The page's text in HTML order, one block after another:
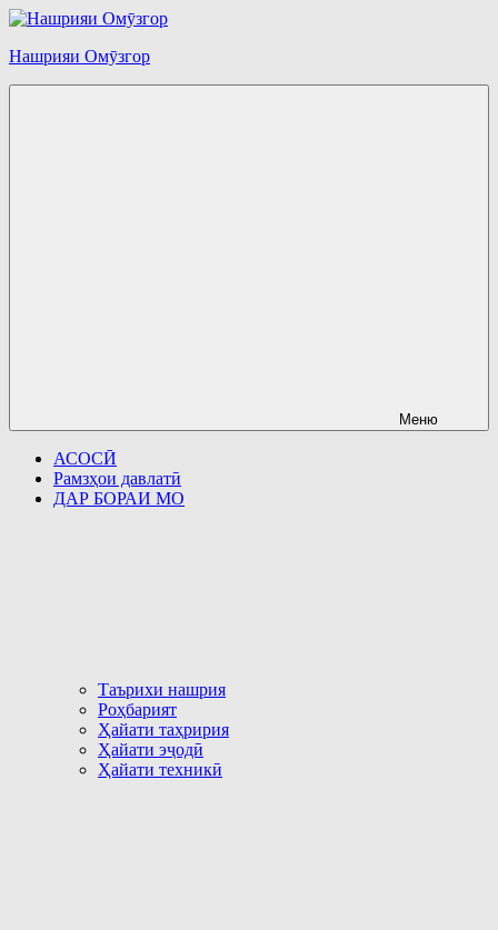
Перейти
содержимому
Нашрияи Омӯзгор
Меню
АСОСӢ
Рамзҳои давлатӣ
ДАР БОРАИ МО
Таърихи нашрия
Роҳбарият
Ҳайати таҳририя
Ҳайати эҷодӣ
Ҳайати техникӣ